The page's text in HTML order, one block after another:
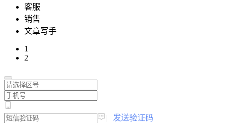
客服
销售
文章写手
1
2
发送验证码